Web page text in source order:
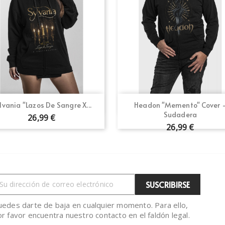
"Lazos De Sangre X...
26,99 €
Vista rápida
Headon "Memento" Cover
Sudadera
26,99 €
Vista rápida
darte de baja en cualquier momento. Para ello,
favor encuentra nuestro contacto en el faldón legal.